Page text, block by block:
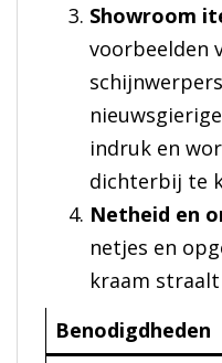
Showroom
voorbeelden
indruk en
dichterbij te
Netheid en
netjes en
kraam
Benodigdheden